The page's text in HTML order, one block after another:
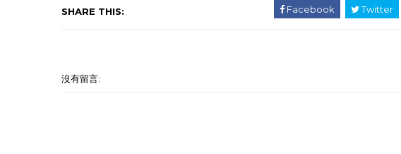
SHARE THIS: Facebook Twitter
沒有留言: